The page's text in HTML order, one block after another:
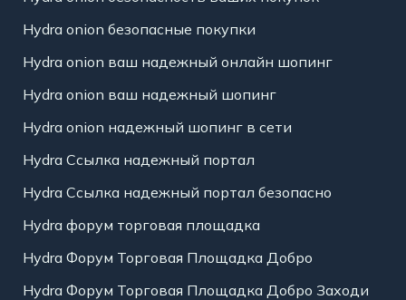
Hydra onion безопасные покупки
Hydra onion ваш надежный онлайн шопинг
Hydra onion ваш надежный шопинг
Hydra onion надежный шопинг в сети
Hydra Ссылка надежный портал
Hydra Ссылка надежный портал безопасно
Hydra форум торговая площадка
Hydra Форум Торговая Площадка Добро
Hydra Форум Торговая Площадка Добро Заходи